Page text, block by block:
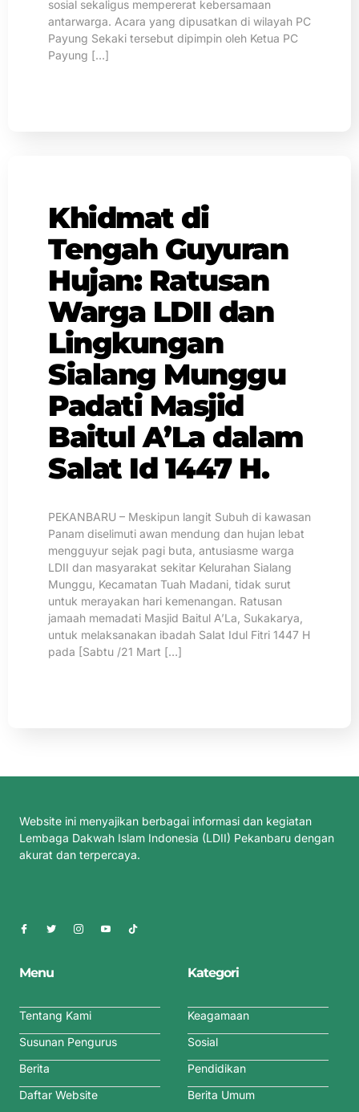
sosial sekaligus mempererat kebersamaan
antarwarga. Acara yang dipusatkan di wilayah PC
Payung Sekaki tersebut dipimpin oleh Ketua PC
Payung […]
Khidmat di
Tengah Guyuran
Hujan: Ratusan
Warga LDII dan
Lingkungan
Sialang Munggu
Padati Masjid
Baitul A’La dalam
Salat Id 1447 H.
PEKANBARU – Meskipun langit Subuh di kawasan
Panam diselimuti awan mendung dan hujan lebat
mengguyur sejak pagi buta, antusiasme warga
LDII dan masyarakat sekitar Kelurahan Sialang
Munggu, Kecamatan Tuah Madani, tidak surut
untuk merayakan hari kemenangan. Ratusan
jamaah memadati Masjid Baitul A’La, Sukakarya,
untuk melaksanakan ibadah Salat Idul Fitri 1447 H
pada [Sabtu /21 Mart […]
Website ini menyajikan berbagai informasi dan kegiatan
Lembaga Dakwah Islam Indonesia (LDII) Pekanbaru dengan
akurat dan terpercaya.
Menu
Tentang Kami
Susunan Pengurus
Berita
Daftar Website
Kategori
Keagamaan
Sosial
Pendidikan
Berita Umum